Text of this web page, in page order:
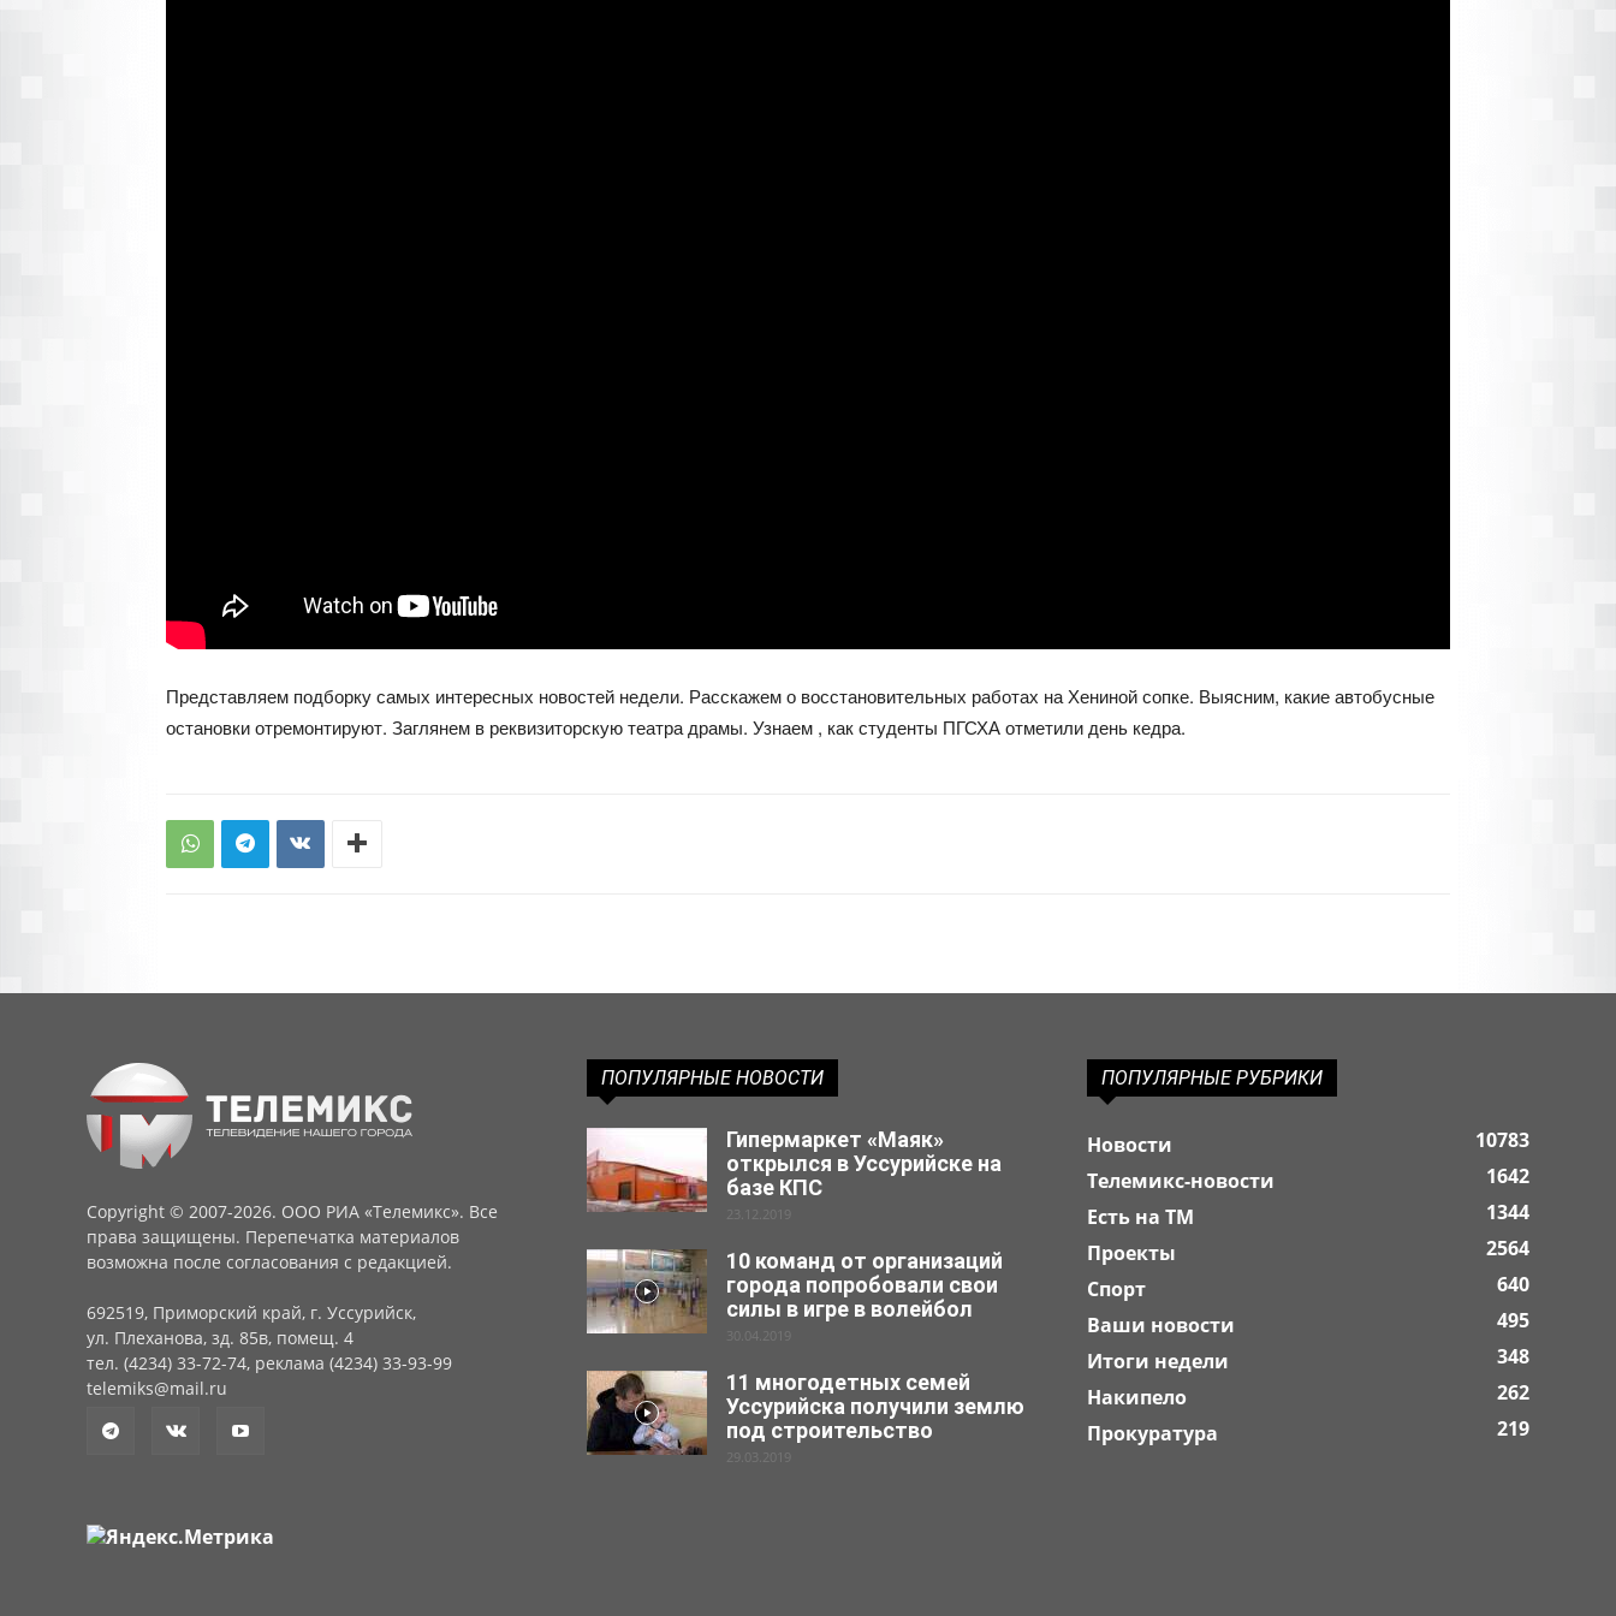
Представляем подборку самых интересных новостей недели. Расскажем о восстановительных работах на Хениной сопке. Выясним, какие автобусные
остановки отремонтируют. Заглянем в реквизиторскую театра драмы. Узнаем , как студенты ПГСХА отметили день кедра.
Copyright © 2007-2026. ООО РИА «Телемикс». Все
права защищены. Перепечатка материалов
возможна после согласования с редакцией.
692519, Приморский край, г. Уссурийск,
ул. Плеханова, зд. 85в, помещ. 4
тел. (4234) 33-72-74, реклама (4234) 33-93-99
telemiks@mail.ru
ПОПУЛЯРНЫЕ НОВОСТИ
Гипермаркет «Маяк»
открылся в Уссурийске на
базе КПС
23.12.2019
10 команд от организаций
города попробовали свои
силы в игре в волейбол
30.04.2019
11 многодетных семей
Уссурийска получили землю
под строительство
29.03.2019
ПОПУЛЯРНЫЕ РУБРИКИ
Новости
10783
Телемикс-новости
1642
Есть на ТМ
1344
Проекты
2564
Спорт
640
Ваши новости
495
Итоги недели
348
Накипело
262
Прокуратура
219